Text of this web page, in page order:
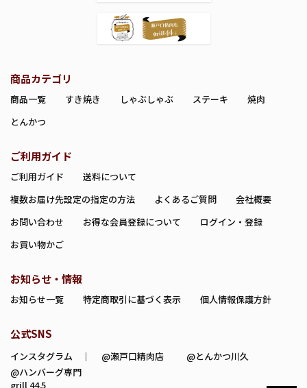
商品カテゴリ
商品一覧 すき焼き しゃぶしゃぶ ステーキ
焼肉
とんかつ
ご利用ガイド
ご利用ガイド
送料について
複数お届け先設定の指定の方法
よくあるご質問
会社概要
お問い合わせ
お得な会員登録について
ログイン・登録
お買い物かご
お知らせ・情報
お知らせ一覧 特定商取引に基づく表示 個人情報保護方針
公式SNS
インスタグラム ｜ @瀬戸口精肉店
@とんかつ川久
@ハンバーグ専門
grill 44.5